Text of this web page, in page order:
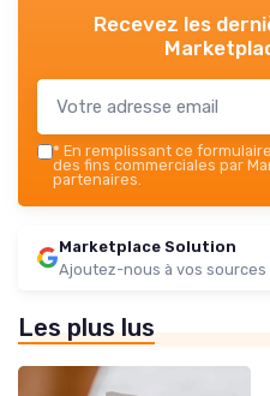
Recevez les
* En remplissant ce
des fins commerciales par
partenaires.
Marketplace Solution
Ajoutez-nous à vos
Les plus lus